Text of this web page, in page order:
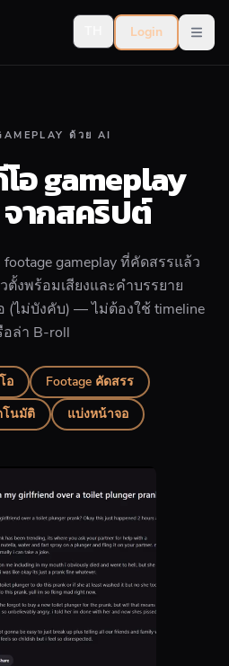
Login
ด้วย AI
อ gameplay
ากสคริปต์
gameplay ที่คัดสรรแล้ว
ตั้งพร้อมเสียงและคำบรรยาย
(ไม่บังคับ) — ไม่ต้องใช้ timeline
อล่า B-roll
อ
Footage คัดสรร
โนมัติ
แบ่งหน้าจอ